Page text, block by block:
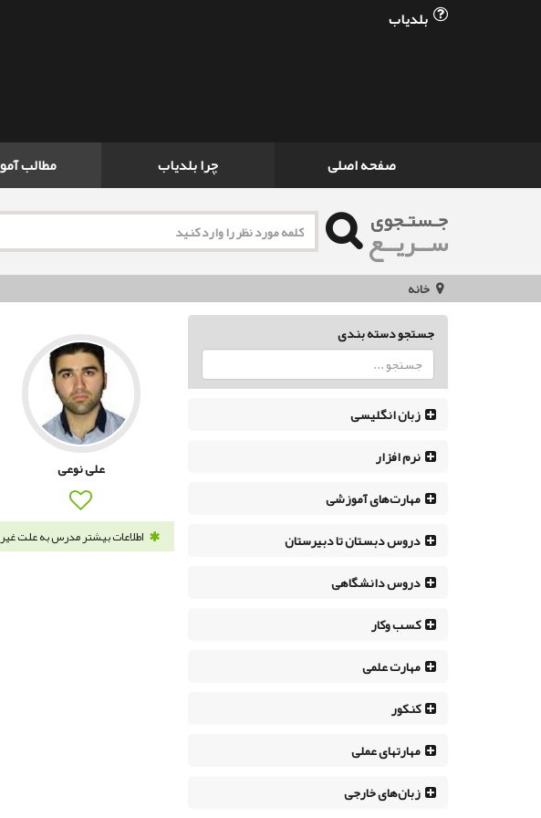
بلدیاب
صفحه اصلی چرا بلدیاب مطالب
جـستـجوی
ســریــع
خانه
جستجو دسته بندی
زبان انگلیسی
نرم افزار
مهارت‌های آموزشی
دروس دبستان تا دبیرستان
دروس دانشگاهی
کسب وکار
مهارت علمی
کنکور
مهارتهای عملی
زبان‌های خارجی
علی نوعی
اطلاعات بیشتر مدرس به علت